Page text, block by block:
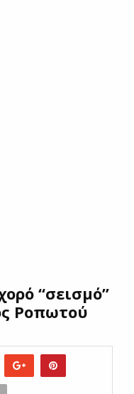
“σεισμό”
Ροπωτού